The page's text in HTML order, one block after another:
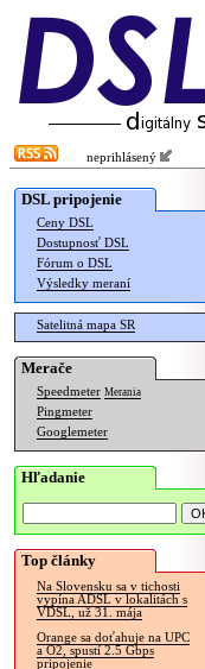
neprihlásený
DSL pripojenie
Ceny DSL
Dostupnosť DSL
Fórum o DSL
Výsledky meraní
Satelitná mapa SR
Merače
Speedmeter Merania
Pingmeter
Googlemeter
Hľadanie
Top články
Na Slovensku sa v tichosti
vypína ADSL v lokalitách s
VDSL, už 31. mája
Orange sa doťahuje na UPC
a O2, spustí 2.5 Gbps
pripojenie